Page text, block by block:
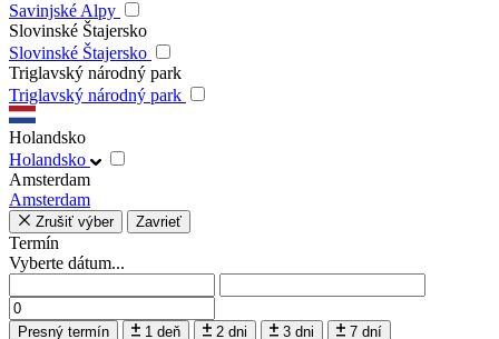
Savinjské Alpy
Slovinské Štajersko
Slovinské Štajersko
Triglavský národný park
Triglavský národný park
Holandsko
Holandsko
Amsterdam
Amsterdam
Zrušiť výber Zavrieť
Termín
Vyberte dátum...
Presný termín 1 deň 2 dni 3 dni 7 dní